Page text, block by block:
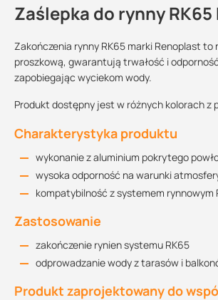
Zaślepka do rynny
Zakończenia rynny RK65 marki Renoplast
proszkową, gwarantują trwałość i
zapobiegając wyciekom wody.
Produkt dostępny jest w różnych kolorach
Charakterystyka produktu
wykonanie z aluminium pokrytego
wysoka odporność na warunki
kompatybilność z systemem rynnowym
Zastosowanie
zakończenie rynien systemu RK65
odprowadzanie wody z tarasów i
Produkt zaprojektowany do
Sprzedajemy na:
sztuki
Podlega zwrotowi?:
tak
Instrukcja montażu
2.01 MB
Kontakt